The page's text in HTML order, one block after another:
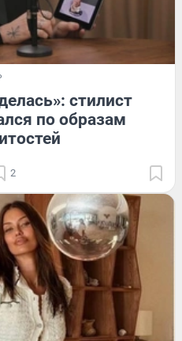
стилист
по образам
2